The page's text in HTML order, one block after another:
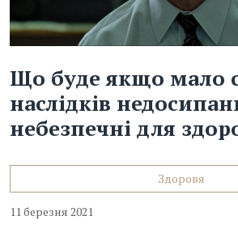
Що буде якщо мало
наслідків
небезпечні для
Здоровя
11 березня 2021